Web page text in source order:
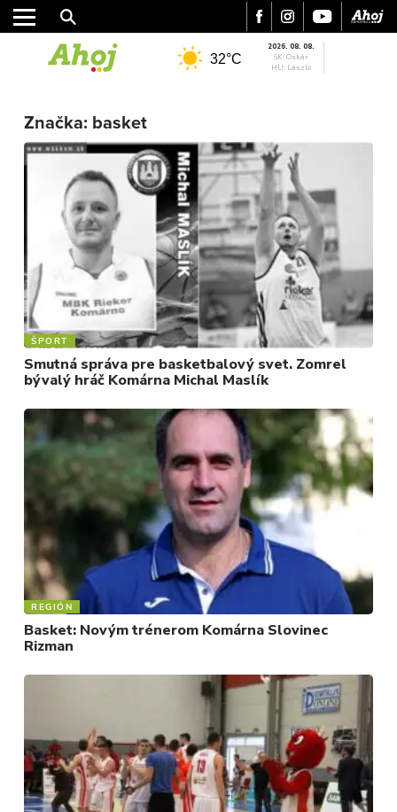
MESTO
REGIÓN
ŠPORT
KULTÚRA
FOTKY
VIDEO
MIX
32°C
2026. 08. 08.
SK: Oskár
HU: László
Značka: basket
ŠPORT
Smutná správa pre basketbalový svet. Zomrel
bývalý hráč Komárna Michal Maslík
REGIÓN
Basket: Novým trénerom Komárna Slovinec
Rizman